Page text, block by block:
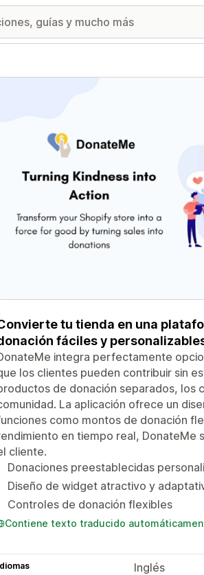
de imágenes destacadas
tu tienda en una
fáciles y
integra perfectamente
los clientes pueden contribuir sin
de donación separados, los
La aplicación ofrece un
como montos de donación
en tiempo real, DonateMe
cliente.
Donaciones preestablecidas
Diseño de widget atractivo y
Controles de donación flexibles
Contiene texto traducido
Inglés